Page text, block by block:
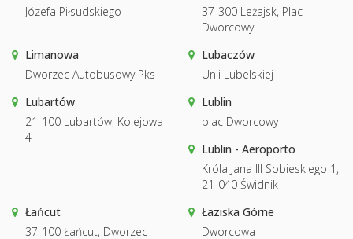
Józefa Piłsudskiego
37-300 Leżajsk, Plac
Dworcowy
Limanowa
Dworzec Autobusowy Pks
Lubaczów
Unii Lubelskiej
Lubartów
21-100 Lubartów, Kolejowa
4
Lublin
plac Dworcowy
Lublin - Aeroporto
Króla Jana III Sobieskiego 1,
21-040 Świdnik
Łańcut
37-100 Łańcut, Dworzec
Łaziska Górne
Dworcowa